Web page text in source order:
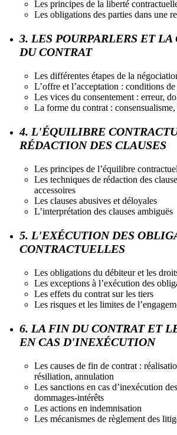
Les principes de la liberté
Les obligations des parties dans une
3. LES POURPARLERS ET
DU CONTRAT
Les différentes étapes de la
L’offre et l’acceptation : conditions
Les vices du consentement : erreur,
La forme du contrat :
4. L'ÉQUILIBRE
RÉDACTION DES CLAUSES
Les principes de l’équilibre contractuel
Les techniques de rédaction des
accessoires
Les clauses abusives et déloyales
L’interprétation des clauses ambiguës
5. L'EXÉCUTION DES
CONTRACTUELLES
Les obligations du débiteur et les
Les exceptions à l’exécution des
Les effets du contrat sur les tiers
Les risques et les limites de
6. LA FIN DU CONTRAT ET
EN CAS D'INEXÉCUTION
Les causes de fin de contrat :
résiliation, annulation
Les sanctions en cas d’inexécution
dommages-intérêts
Les actions en indemnisation
Les mécanismes de règlement des